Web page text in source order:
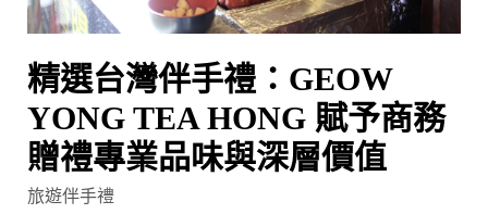
精選台灣伴手禮：GEOW
YONG TEA HONG 賦予商務
贈禮專業品味與深層價值
旅遊伴手禮
TEA
賦
予
商
務
贈